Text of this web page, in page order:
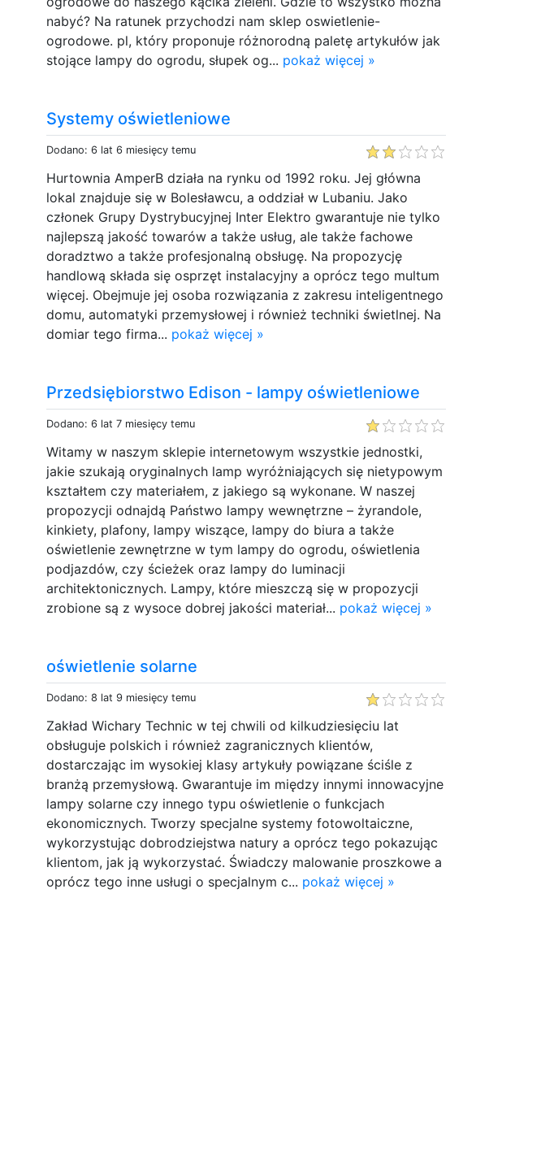
nabyć? Na ratunek przychodzi nam sklep oswietlenie-
ogrodowe. pl, który proponuje różnorodną paletę artykułów jak
stojące lampy do ogrodu, słupek og... pokaż więcej »
Systemy oświetleniowe
Dodano: 6 lat 6 miesięcy temu
Hurtownia AmperB działa na rynku od 1992 roku. Jej główna
lokal znajduje się w Bolesławcu, a oddział w Lubaniu. Jako
członek Grupy Dystrybucyjnej Inter Elektro gwarantuje nie tylko
najlepszą jakość towarów a także usług, ale także fachowe
doradztwo a także profesjonalną obsługę. Na propozycję
handlową składa się osprzęt instalacyjny a oprócz tego multum
więcej. Obejmuje jej osoba rozwiązania z zakresu inteligentnego
domu, automatyki przemysłowej i również techniki świetlnej. Na
domiar tego firma... pokaż więcej »
Przedsiębiorstwo Edison - lampy oświetleniowe
Dodano: 6 lat 7 miesięcy temu
Witamy w naszym sklepie internetowym wszystkie jednostki,
jakie szukają oryginalnych lamp wyróżniających się nietypowym
kształtem czy materiałem, z jakiego są wykonane. W naszej
propozycji odnajdą Państwo lampy wewnętrzne – żyrandole,
kinkiety, plafony, lampy wiszące, lampy do biura a także
oświetlenie zewnętrzne w tym lampy do ogrodu, oświetlenia
podjazdów, czy ścieżek oraz lampy do luminacji
architektonicznych. Lampy, które mieszczą się w propozycji
zrobione są z wysoce dobrej jakości materiał... pokaż więcej »
oświetlenie solarne
Dodano: 8 lat 9 miesięcy temu
Zakład Wichary Technic w tej chwili od kilkudziesięciu lat
obsługuje polskich i również zagranicznych klientów,
dostarczając im wysokiej klasy artykuły powiązane ściśle z
branżą przemysłową. Gwarantuje im między innymi innowacyjne
lampy solarne czy innego typu oświetlenie o funkcjach
ekonomicznych. Tworzy specjalne systemy fotowoltaiczne,
wykorzystując dobrodziejstwa natury a oprócz tego pokazując
klientom, jak ją wykorzystać. Świadczy malowanie proszkowe a
oprócz tego inne usługi o specjalnym c... pokaż więcej »